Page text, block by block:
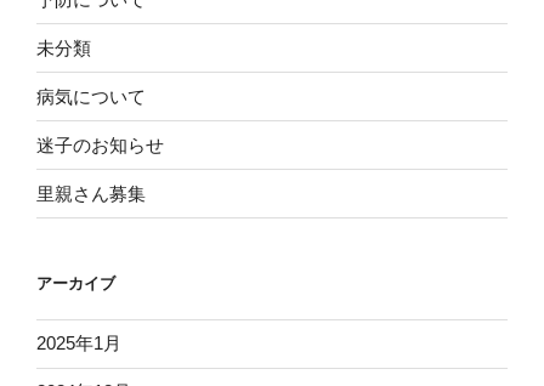
未分類
病気について
迷子のお知らせ
里親さん募集
アーカイブ
2025年1月